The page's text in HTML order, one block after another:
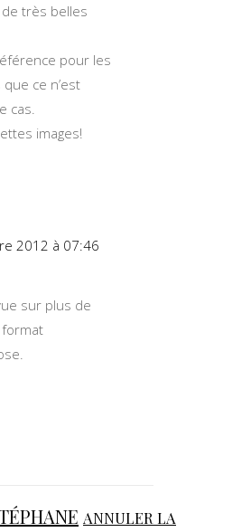
très belles
pour les
ce n’est
cas.
images!
2012 à 07:46
sur plus de
ANNULER LA